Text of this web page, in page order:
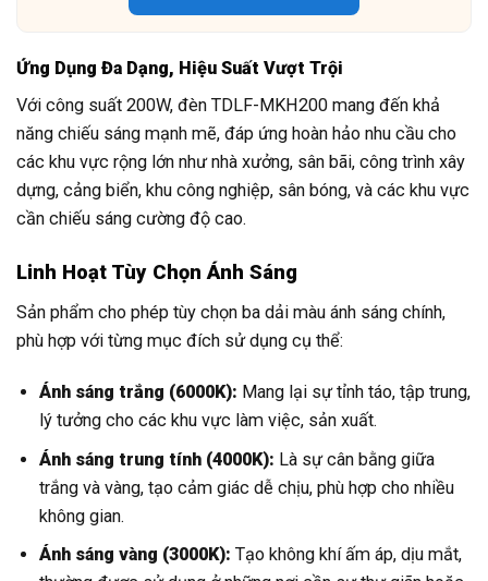
Ứng Dụng Đa Dạng, Hiệu Suất Vượt Trội
Với công suất 200W, đèn TDLF-MKH200 mang đến khả
năng chiếu sáng mạnh mẽ, đáp ứng hoàn hảo nhu cầu cho
các khu vực rộng lớn như nhà xưởng, sân bãi, công trình xây
dựng, cảng biển, khu công nghiệp, sân bóng, và các khu vực
cần chiếu sáng cường độ cao.
Linh Hoạt Tùy Chọn Ánh Sáng
Sản phẩm cho phép tùy chọn ba dải màu ánh sáng chính,
phù hợp với từng mục đích sử dụng cụ thể:
Ánh sáng trắng (6000K): Mang lại sự tỉnh táo, tập trung,
lý tưởng cho các khu vực làm việc, sản xuất.
Ánh sáng trung tính (4000K): Là sự cân bằng giữa
trắng và vàng, tạo cảm giác dễ chịu, phù hợp cho nhiều
không gian.
Ánh sáng vàng (3000K): Tạo không khí ấm áp, dịu mắt,